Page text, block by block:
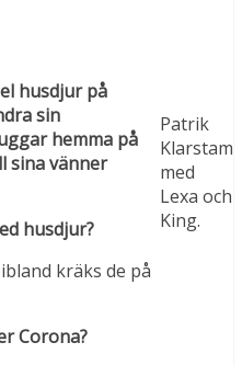
Patrik
Klarstam
med
Lexa och
King.
husdjur på
sin
hemma på
sina vänner
husdjur?
kräks de på
Corona?